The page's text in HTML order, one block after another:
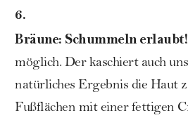
6.
Bräune: Schummeln erlaubt!
möglich. Der kaschiert auch
natürliches Ergebnis die Haut
Fußflächen mit einer fettigen